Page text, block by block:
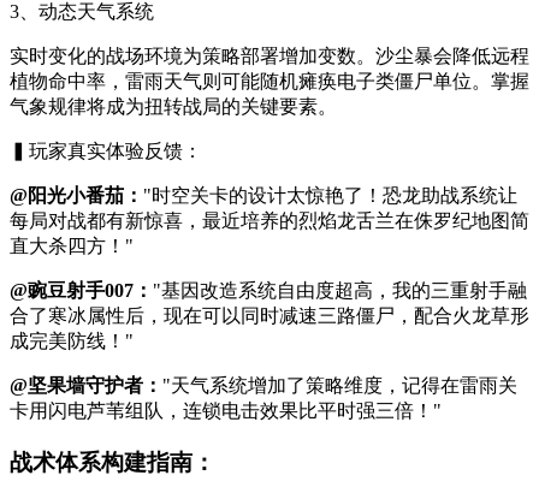
3、动态天气系统
实时变化的战场环境为策略部署增加变数。沙尘暴会降低远程
植物命中率，雷雨天气则可能随机瘫痪电子类僵尸单位。掌握
气象规律将成为扭转战局的关键要素。
▍玩家真实体验反馈：
@阳光小番茄： "时空关卡的设计太惊艳了！恐龙助战系统让
每局对战都有新惊喜，最近培养的烈焰龙舌兰在侏罗纪地图简
直大杀四方！"
@豌豆射手007： "基因改造系统自由度超高，我的三重射手融
合了寒冰属性后，现在可以同时减速三路僵尸，配合火龙草形
成完美防线！"
@坚果墙守护者： "天气系统增加了策略维度，记得在雷雨关
卡用闪电芦苇组队，连锁电击效果比平时强三倍！"
战术体系构建指南：